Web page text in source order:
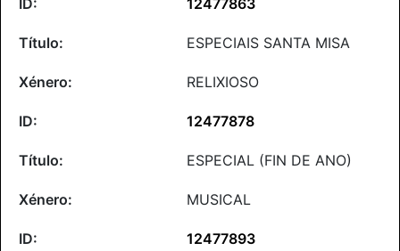
12477863
ESPECIAIS SANTA MISA
RELIXIOSO
12477878
ESPECIAL (FIN DE ANO)
MUSICAL
12477893